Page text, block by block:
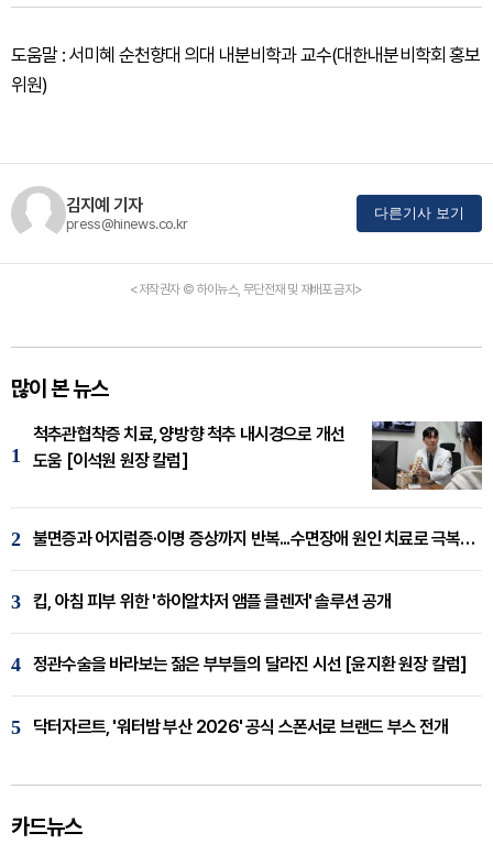
도움말 : 서미혜 순천향대 의대 내분비학과 교수(대한내분비학회 홍보
위원)
김지예 기자
press@hinews.co.kr
다른기사 보기
<저작권자 © 하이뉴스, 무단전재 및 재배포 금지>
많이 본 뉴스
1
척추관협착증 치료, 양방향 척추 내시경으로 개선
도움 [이석원 원장 칼럼]
2 불면증과 어지럼증·이명 증상까지 반복...수면장애 원인 치료로 극복해야
3 킵, 아침 피부 위한 '하이알차저 앰플 클렌저' 솔루션 공개
4 정관수술을 바라보는 젊은 부부들의 달라진 시선 [윤지환 원장 칼럼]
5 닥터자르트, '워터밤 부산 2026' 공식 스폰서로 브랜드 부스 전개
카드뉴스